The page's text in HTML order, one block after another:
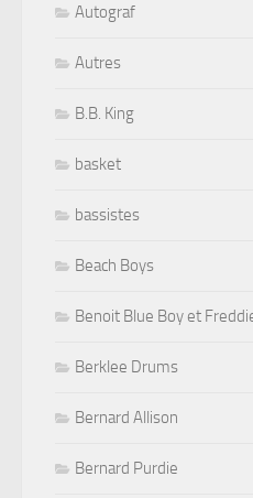
Autograf
Autres
B.B. King
basket
bassistes
Beach Boys
Benoit Blue Boy et
Berklee Drums
Bernard Allison
Bernard Purdie